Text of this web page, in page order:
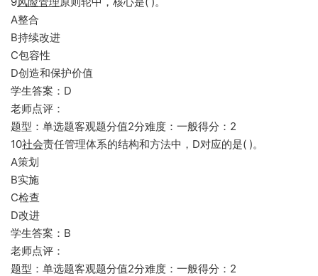
A整合
B持续改进
C包容性
D创造和保护价值
学生答案：D
老师点评：
题型：单选题客观题分值2分难度：一般得分：2
10社会责任管理体系的结构和方法中，D对应的是( )。
A策划
B实施
C检查
D改进
学生答案：B
老师点评：
题型：单选题客观题分值2分难度：一般得分：2